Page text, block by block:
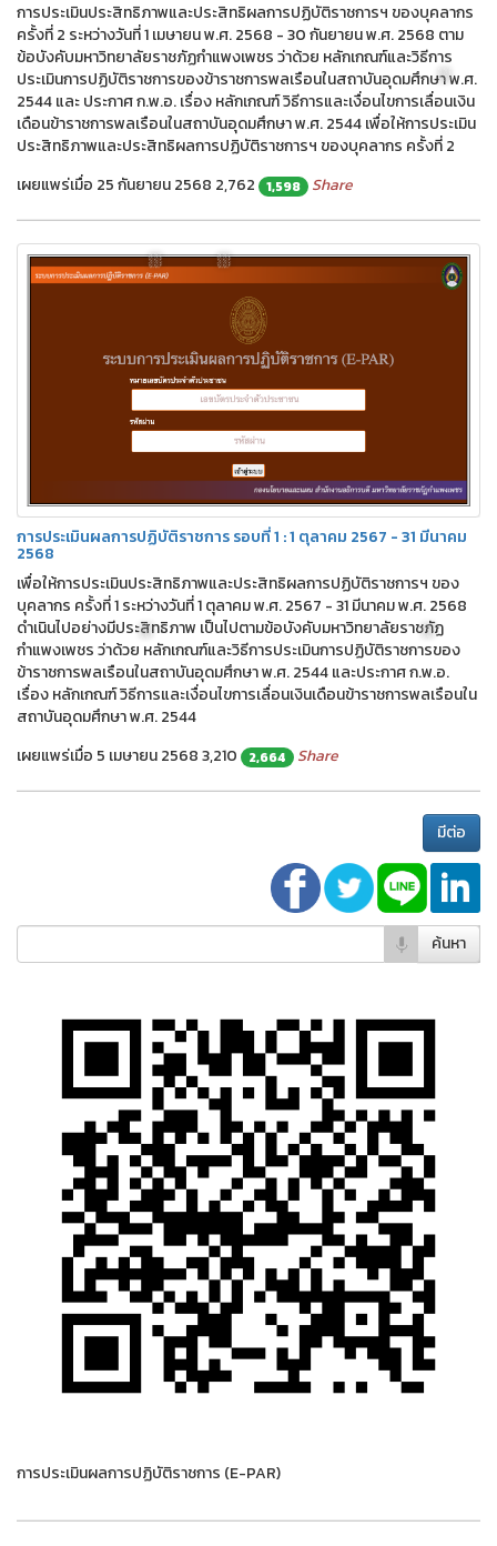
การประเมินประสิทธิภาพและประสิทธิผลการปฏิบัติราชการฯ ของบุคลากร
ครั้งที่ 2 ระหว่างวันที่ 1 เมษายน พ.ศ. 2568 - 30 กันยายน พ.ศ. 2568 ตาม
ข้อบังคับมหาวิทยาลัยราชภัฏกำแพงเพชร ว่าด้วย หลักเกณฑ์และวิธีการ
ประเมินการปฏิบัติราชการของข้าราชการพลเรือนในสถาบันอุดมศึกษา พ.ศ.
2544 และ ประกาศ ก.พ.อ. เรื่อง หลักเกณฑ์ วิธีการและเงื่อนไขการเลื่อนเงิน
เดือนข้าราชการพลเรือนในสถาบันอุดมศึกษา พ.ศ. 2544 เพื่อให้การประเมิน
ประสิทธิภาพและประสิทธิผลการปฏิบัติราชการฯ ของบุคลากร ครั้งที่ 2
เผยแพร่เมื่อ 25 กันยายน 2568 2,762 1,598 Share
การประเมินผลการปฏิบัติราชการ รอบที่ 1 : 1 ตุลาคม 2567 - 31 มีนาคม
2568
เพื่อให้การประเมินประสิทธิภาพและประสิทธิผลการปฏิบัติราชการฯ ของ
บุคลากร ครั้งที่ 1 ระหว่างวันที่ 1 ตุลาคม พ.ศ. 2567 - 31 มีนาคม พ.ศ. 2568
ดำเนินไปอย่างมีประสิทธิภาพ เป็นไปตามข้อบังคับมหาวิทยาลัยราชภัฏ
กำแพงเพชร ว่าด้วย หลักเกณฑ์และวิธีการประเมินการปฏิบัติราชการของ
ข้าราชการพลเรือนในสถาบันอุดมศึกษา พ.ศ. 2544 และประกาศ ก.พ.อ.
เรื่อง หลักเกณฑ์ วิธีการและเงื่อนไขการเลื่อนเงินเดือนข้าราชการพลเรือนใน
สถาบันอุดมศึกษา พ.ศ. 2544
เผยแพร่เมื่อ 5 เมษายน 25683,210 2,664 Share
มีต่อ
ค้นหา
การประเมินผลการปฏิบัติราชการ (E-PAR)
⛆
⛆